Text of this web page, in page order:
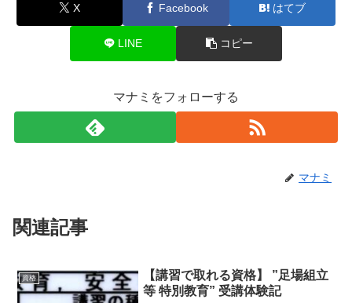
X Facebook はてブ
LINE コピー
マナミをフォローする
マナミ
関連記事
資格
【講習で取れる資格】 ”足場組立
等 特別教育” 受講体験記